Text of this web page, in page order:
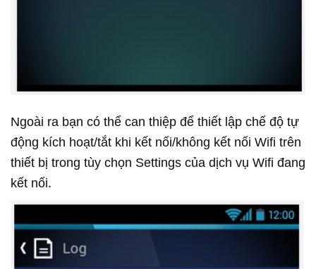
Ngoài ra bạn có thể can thiệp để thiết lập chế độ tự
động kích hoạt/tắt khi kết nối/không kết nối Wifi trên
thiết bị trong tùy chọn Settings của dịch vụ Wifi đang
kết nối.